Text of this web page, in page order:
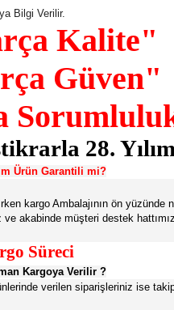
Bilgi Verilir.
Kalite"
Güven"
28.
Ürün Garantili mi?
kargo Ambalajının ön
akabinde müşteri destek
Süreci
Kargoya Verilir ?
verilen siparişleriniz ise